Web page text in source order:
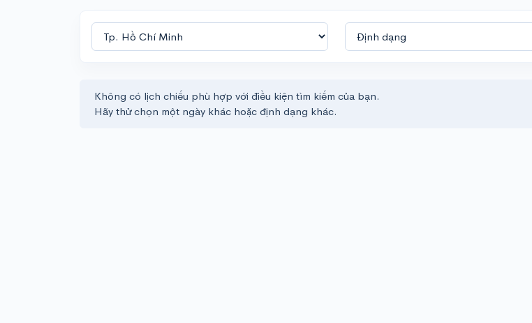
Không có lịch chiếu phù hợp với điều kiện tìm kiếm của bạn.
Hãy thử chọn một ngày khác hoặc định dạng khác.